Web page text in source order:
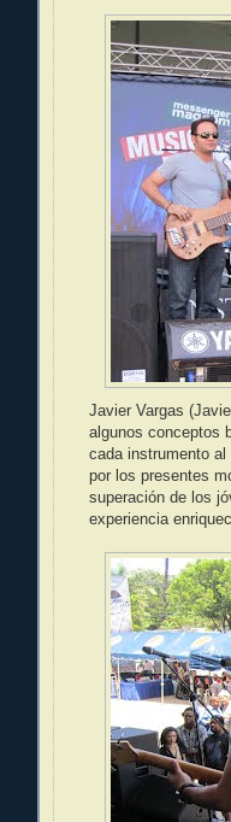
Javier Vargas
algunos conceptos
cada instrumento
por los presentes
superación de los
experiencia